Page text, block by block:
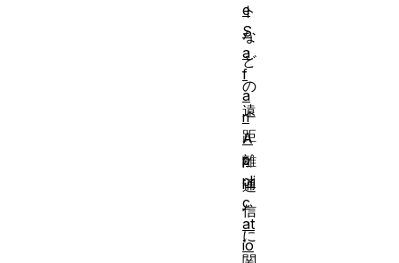
ト
な
ど
の
遠
距
離
通
信
に
e
S
a
f
a
ri
A
p
pli
c
at
io